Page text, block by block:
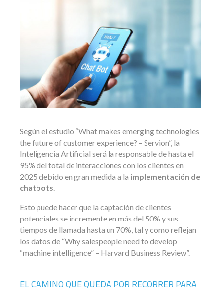
Según el estudio “What makes emerging technologies
the future of customer experience? – Servion”, la
Inteligencia Artificial será la responsable de hasta el
95% del total de interacciones con los clientes en
2025 debido en gran medida a la implementación de
chatbots
Esto puede hacer que la captación de clientes
potenciales se incremente en más del 50% y sus
tiempos de llamada hasta un 70%, tal y como reflejan
los datos de “Why salespeople need to develop
“machine intelligence” – Harvard Business Review”.
EL CAMINO QUE QUEDA POR RECORRER PARA